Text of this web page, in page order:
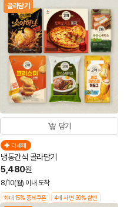
골라담기
담기
더세페
냉동간식 골라담기
5,480원
8/10(월) 이내 도착
최대 15% 중복쿠폰 4개 사면 30% 할인